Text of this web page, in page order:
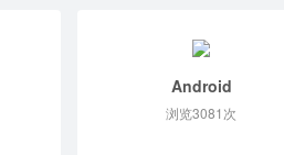
Android
浏览3081次